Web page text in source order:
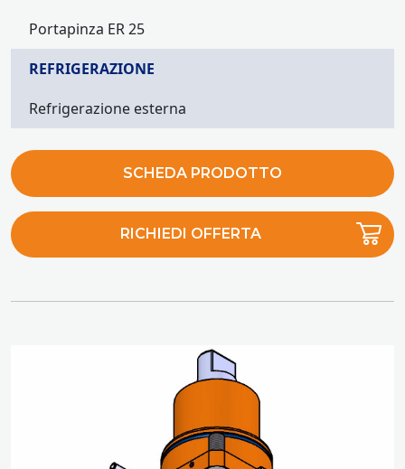
Portapinza ER 25
REFRIGERAZIONE
Refrigerazione esterna
SCHEDA PRODOTTO
RICHIEDI OFFERTA